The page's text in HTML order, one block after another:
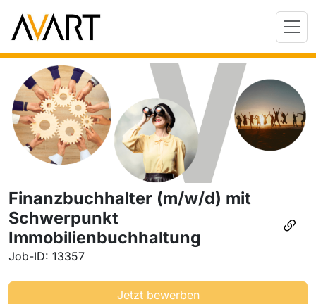
Finanzbuchhalter (m/w/d) mit
Schwerpunkt
Immobilienbuchhaltung
Job-ID: 13357
Jetzt bewerben